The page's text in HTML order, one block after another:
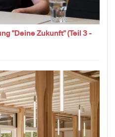
"Deine Zukunft" (Teil 3 -